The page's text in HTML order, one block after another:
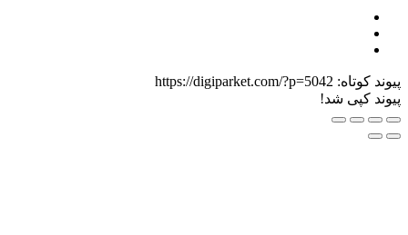
کوتاه:https://digiparket.com/?p=5042
کپی شد!